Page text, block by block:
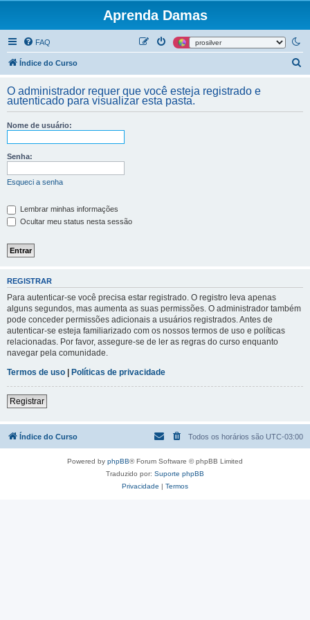
Aprenda Damas
FAQ
Índice do Curso
q
O administrador requer que você esteja registrado e
autenticado para visualizar esta pasta.
Nome de usuário:
Senha:
Esqueci a senha
Lembrar minhas informações
Ocultar meu status nesta sessão
REGISTRAR
Para autenticar-se você precisa estar registrado. O registro leva apenas
alguns segundos, mas aumenta as suas permissões. O administrador também
pode conceder permissões adicionais a usuários registrados. Antes de
autenticar-se esteja familiarizado com os nossos termos de uso e políticas
relacionadas. Por favor, assegure-se de ler as regras do curso enquanto
navegar pela comunidade.
Termos de uso | Políticas de privacidade
Registrar
Índice do Curso Todos os horários são UTC-03:00
Powered by phpBB® Forum Software © phpBB Limited
Traduzido por: Suporte phpBB
Privacidade | Termos